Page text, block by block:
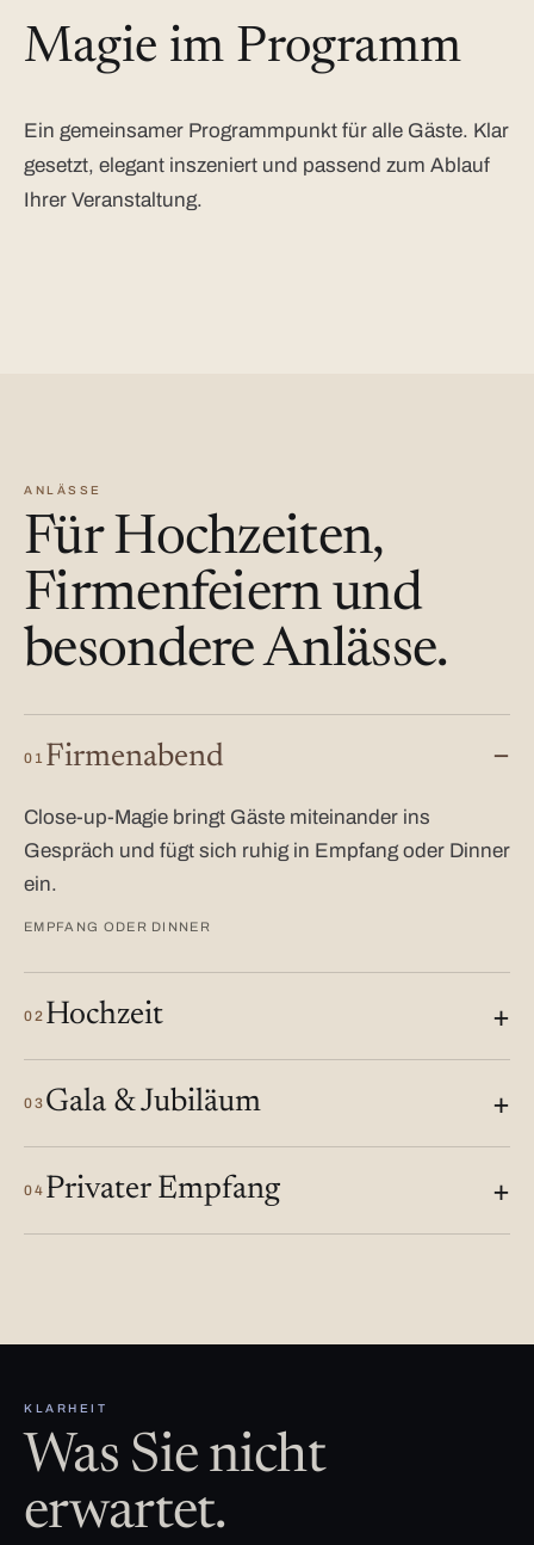
Magie im Programm
Ein gemeinsamer Programmpunkt für alle Gäste. Klar
gesetzt, elegant inszeniert und passend zum Ablauf
Ihrer Veranstaltung.
ANLÄSSE
Für Hochzeiten,
Firmenfeiern und
besondere Anlässe.
01 Firmenabend
Close-up-Magie bringt Gäste miteinander ins
Gespräch und fügt sich ruhig in Empfang oder Dinner
ein.
EMPFANG ODER DINNER
02 Hochzeit
03 Gala & Jubiläum
04 Privater Empfang
KLARHEIT
Was Sie nicht
erwartet.